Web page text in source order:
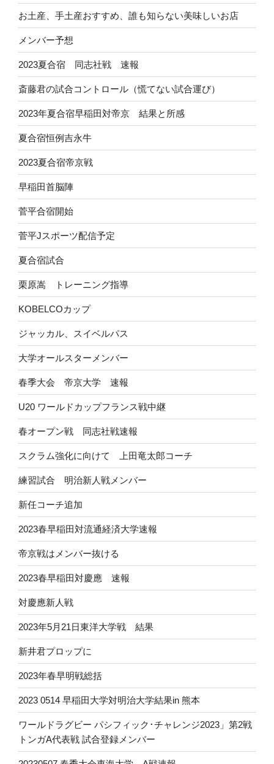
お土産、手土産おすすめ、誰も知らない美味しいお店
メンバー予想
2023夏合宿 同志社戦 速報
斎藤君の試合コントロール（慌てない試合運び）
2023年夏合宿早稲田対帝京 結果と所感
夏合宿恒例吉永牛
2023夏合宿帝京戦
早稲田首脳陣
菅平合宿開始
菅平Jスポーツ配信予定
夏合宿試合
栗原嵩 トレーニング指導
KOBELCOカップ
ジャッカル、スイベルパス
大学オールスターメンバー
春季大会 帝京大学 速報
U20 ワールドカップフランス戦中継
春オープン戦 同志社戦速報
スクラム強化に向けて 上田竜太郎コーチ
練習試合 明治新人戦メンバー
新任コーチ追加
2023春早稲田対流通経済大学速報
帝京戦はメンバー抜ける
2023春早稲田対慶應 速報
対慶應新人戦
2023年5月21日東洋大学戦 結果
新井君プロップに
2023年春早明戦総括
2023 0514 早稲田大学対明治大学結果in 熊本
ワールドラグビー パシフィック･チャレンジ2023」第2戦
トンガA代表戦 試合登録メンバー